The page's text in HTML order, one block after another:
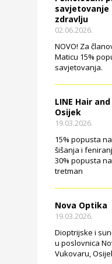
savjetovanje
zdravlju
02.06.2026.
NOVO! Za
Maticu 15%
savjetovanja.
LINE Hair
Osijek
19.03.2026.
15% popusta
šišanja i
30% popusta
tretman
Nova Optika
19.03.2026.
Dioptrijske i
u poslovnica
Vukovaru,